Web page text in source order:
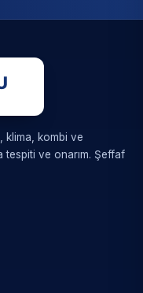
klima, kombi ve
tespiti ve onarım. Şeffaf